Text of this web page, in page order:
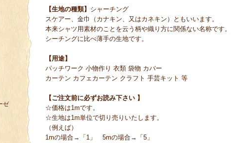
【生地の種類】 シャーチング
スケアー、金巾（カナキン、又はカネキン）ともいいます。
本来シャツ用素材のことを云う柄や織り方に関係ない名称です。
シーチングに比べ薄手の生地です。
【用途】
パッチワーク 小物作り 衣類 袋物 カバー
カーテン カフェカーテン クラフト 手芸キット 等
【ご注文前に必ずお読み下さい 】
☆価格は1mです。
☆生地は1m単位で切り売りいたします。
（例えば）
1mの場合→「1」 5mの場合→「5」
ゼ